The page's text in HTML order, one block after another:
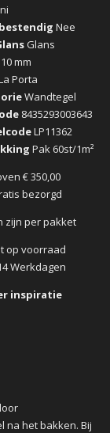
Nee
Glans
10 mm
Porta
Wandtegel
8435293003643
LP11362
Pak 60st/1m²
€ 350,00
bezorgd
zijn per pakket
op voorraad
Werkdagen
inspiratie
na het bakken. Bij